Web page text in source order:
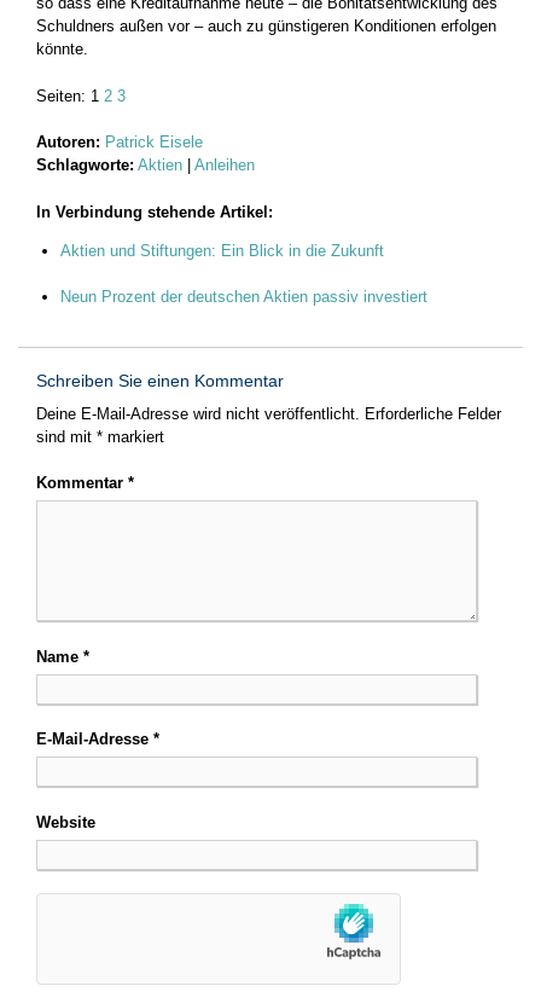
Schuldners außen vor – auch zu günstigeren ­Konditionen erfolgen
könnte.
Seiten: 1 2 3
Autoren: Patrick Eisele
Schlagworte: Aktien Anleihen
In Verbindung stehende Artikel:
Aktien und Stiftungen: Ein Blick in die Zukunft
Neun Prozent der deutschen Aktien passiv investiert
Schreiben Sie einen Kommentar
Deine E-Mail-Adresse wird nicht veröffentlicht.
Erforderliche Felder
sind mit * markiert
Kommentar *
Name *
E-Mail-Adresse *
Website